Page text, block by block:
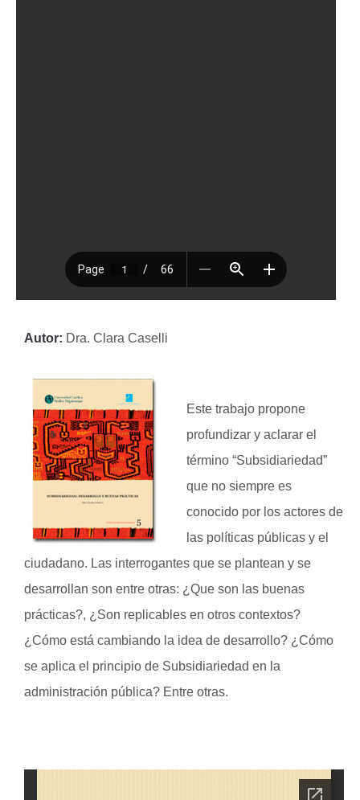
Autor: Dra. Clara Caselli
Este trabajo propone
profundizar y aclarar el
término “Subsidiariedad”
que no siempre es
conocido por los actores de
las políticas públicas y el
ciudadano. Las interrogantes que se plantean y se
desarrollan son entre otras: ¿Que son las buenas
prácticas?, ¿Son replicables en otros contextos?
¿Cómo está cambiando la idea de desarrollo? ¿Cómo
se aplica el principio de Subsidiariedad en la
administración pública? Entre otras.